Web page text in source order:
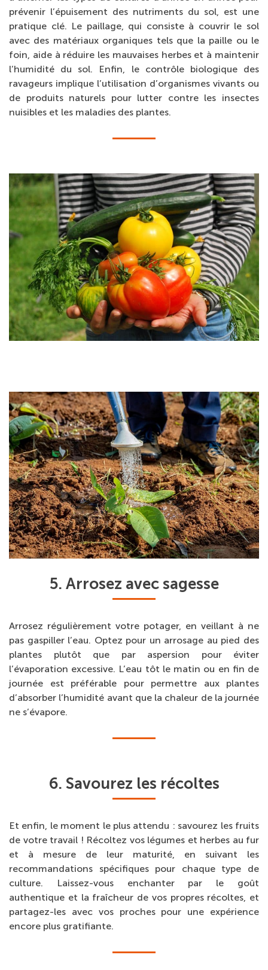
prévenir l’épuisement des nutriments du sol, est une
pratique clé. Le paillage, qui consiste à couvrir le sol
avec des matériaux organiques tels que la paille ou le
foin, aide à réduire les mauvaises herbes et à maintenir
l’humidité du sol. Enfin, le contrôle biologique des
ravageurs implique l’utilisation d’organismes vivants ou
de produits naturels pour lutter contre les insectes
nuisibles et les maladies des plantes.
5. Arrosez avec sagesse
Arrosez régulièrement votre potager, en veillant à ne
pas gaspiller l’eau. Optez pour un arrosage au pied des
plantes plutôt que par aspersion pour éviter
l’évaporation excessive. L’eau tôt le matin ou en fin de
journée est préférable pour permettre aux plantes
d’absorber l’humidité avant que la chaleur de la journée
ne s’évapore.
6. Savourez les récoltes
Et enfin, le moment le plus attendu : savourez les fruits
de votre travail ! Récoltez vos légumes et herbes au fur
et à mesure de leur maturité, en suivant les
recommandations spécifiques pour chaque type de
culture. Laissez-vous enchanter par le goût
authentique et la fraîcheur de vos propres récoltes, et
partagez-les avec vos proches pour une expérience
encore plus gratifiante.